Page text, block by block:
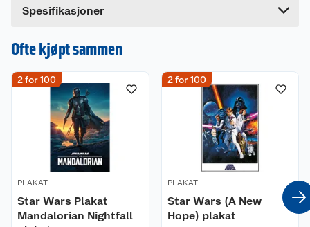
Dette produktet har ikke fått noen omtale ennå.
en omtale.
Spesifikasjoner
Ofte kjøpt sammen
2 for 100
PLAKAT
Star Wars Plakat
Mandalorian Nightfall
2 for 100
PLAKAT
Star Wars (A New
Hope) plakat